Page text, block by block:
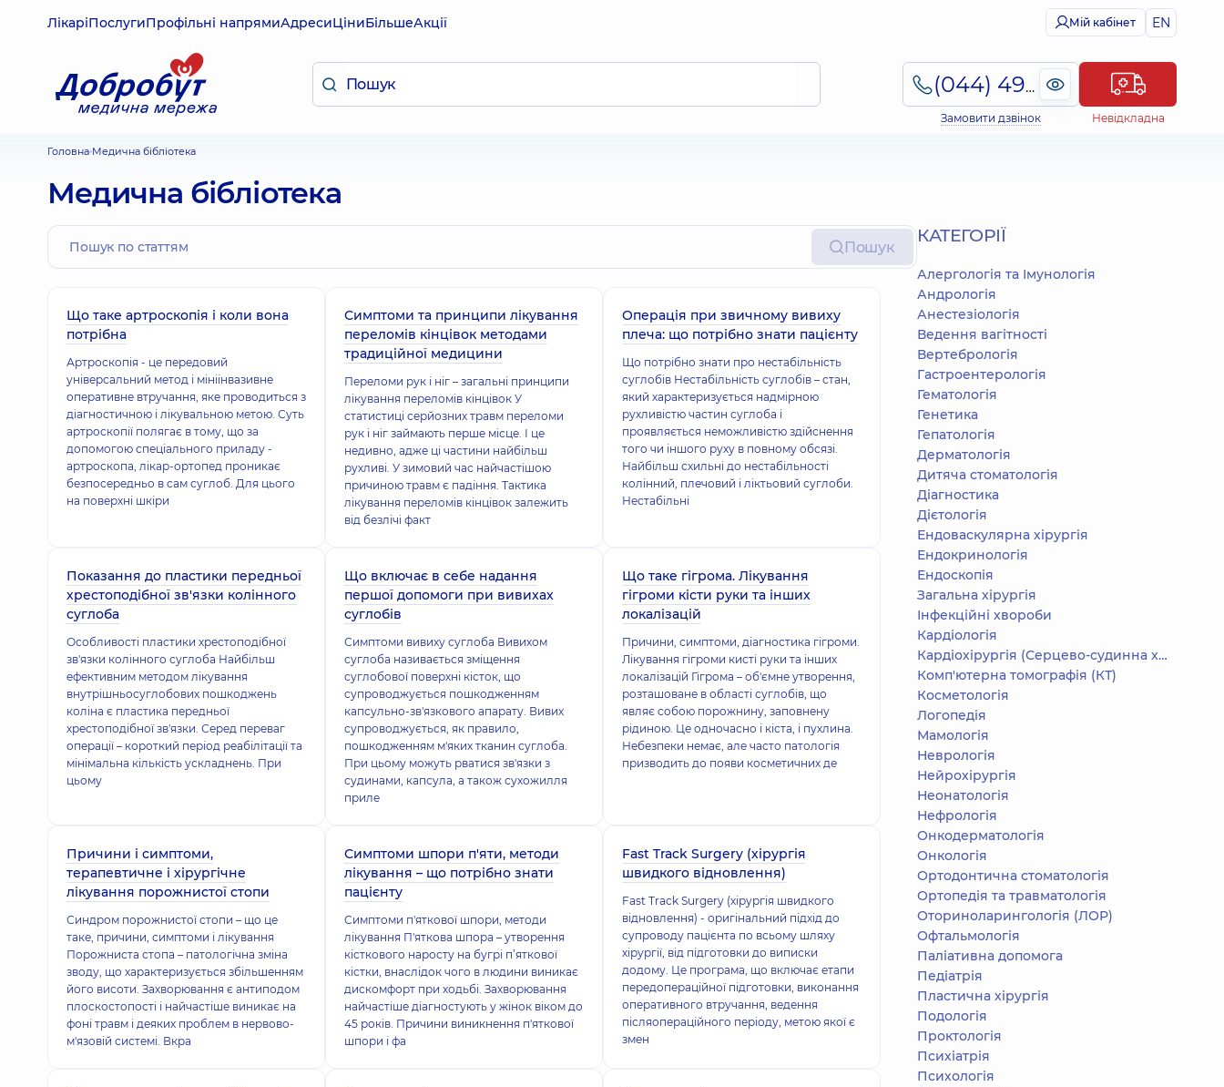
ЛікаріПослугиПрофільні напрямиАдресиЦіниБільшеАкції Мій кабінет EN
(044) 495-2-888
Замовити дзвінок Невідкладна
Головна Медична бібліотека
Медична бібліотека
Пошук
Що таке артроскопія і коли вона
потрібна
Артроскопія - це передовий
універсальний метод і мініінвазивне
оперативне втручання, яке проводиться з
діагностичною і лікувальною метою. Суть
артроскопії полягає в тому, що за
допомогою спеціального приладу -
артроскопа, лікар-ортопед проникає
безпосередньо в сам суглоб. Для цього
на поверхні шкіри
Симптоми та принципи лікування
переломів кінцівок методами
традиційної медицини
Переломи рук і ніг – загальні принципи
лікування переломів кінцівок У
статистиці серйозних травм переломи
рук і ніг займають перше місце. І це
недивно, адже ці частини найбільш
рухливі. У зимовий час найчастішою
причиною травм є падіння. Тактика
лікування переломів кінцівок залежить
від безлічі факт
Операція при звичному вивиху
плеча: що потрібно знати пацієнту
Що потрібно знати про нестабільність
суглобів Нестабільність суглобів – стан,
який характеризується надмірною
рухливістю частин суглоба і
проявляється неможливістю здійснення
того чи іншого руху в повному обсязі.
Найбільш схильні до нестабільності
колінний, плечовий і ліктьовий суглоби.
Нестабільні
Показання до пластики передньої
хрестоподібної зв'язки колінного
суглоба
Особливості пластики хрестоподібної
зв'язки колінного суглоба Найбільш
ефективним методом лікування
внутрішньосуглобових пошкоджень
коліна є пластика передньої
хрестоподібної зв'язки. Серед переваг
операції – короткий період реабілітації та
мінімальна кількість ускладнень. При
цьому
Що включає в себе надання
першої допомоги при вивихах
суглобів
Симптоми вивиху суглоба Вивихом
суглоба називається зміщення
суглобової поверхні кісток, що
супроводжується пошкодженням
капсульно-зв'язкового апарату. Вивих
супроводжується, як правило,
пошкодженням м'яких тканин суглоба.
При цьому можуть рватися зв'язки з
судинами, капсула, а також сухожилля
приле
Що таке гігрома. Лікування
гігроми кісти руки та інших
локалізацій
Причини, симптоми, діагностика гігроми.
Лікування гігроми кисті руки та інших
локалізацій Гігрома – об'ємне утворення,
розташоване в області суглобів, що
являє собою порожнину, заповнену
рідиною. Це одночасно і кіста, і пухлина.
Небезпеки немає, але часто патологія
призводить до появи косметичних де
Причини і симптоми,
терапевтичне і хірургічне
лікування порожнистої стопи
Синдром порожнистої стопи – що це
таке, причини, симптоми і лікування
Порожниста стопа – патологічна зміна
зводу, що характеризується збільшенням
його висоти. Захворювання є антиподом
плоскостопості і найчастіше виникає на
фоні травм і деяких проблем в нервово-
м'язовій системі. Вкра
Симптоми шпори п'яти, методи
лікування – що потрібно знати
пацієнту
Симптоми п'яткової шпори, методи
лікування П'яткова шпора – утворення
кісткового наросту на бугрі п’яткової
кістки, внаслідок чого в людини виникає
дискомфорт при ходьбі. Захворювання
найчастіше діагностують у жінок віком до
45 років. Причини виникнення п'яткової
шпори і фа
Fast Track Surgery (хірургія
швидкого відновлення)
Fast Track Surgery (хірургія швидкого
відновлення) - оригінальний підхід до
супроводу пацієнта по всьому шляху
хірургії, від підготовки до виписки
додому. Це програма, що включає етапи
передопераційної підготовки, виконання
оперативного втручання, ведення
післяопераційного періоду, метою якої є
змен
КАТЕГОРІЇ
Алергологія та Імунологія
Андрологія
Анестезіологія
Ведення вагітності
Вертебрологія
Гастроентерологія
Гематологія
Генетика
Гепатологія
Дерматологія
Дитяча стоматологія
Діагностика
Дієтологія
Ендоваскулярна хірургія
Ендокринологія
Ендоскопія
Загальна хірургія
Інфекційні хвороби
Кардіологія
Кардіохірургія (Серцево-судинна хірургія)
Комп'ютерна томографія (КТ)
Косметологія
Логопедія
Мамологія
Неврологія
Нейрохірургія
Неонатологія
Нефрологія
Онкодерматологія
Онкологія
Ортодонтична стоматологія
Ортопедія та травматологія
Оториноларингологія (ЛОР)
Офтальмологія
Паліативна допомога
Педіатрія
Пластична хірургія
Подологiя
Проктологія
Психіатрія
Психологія